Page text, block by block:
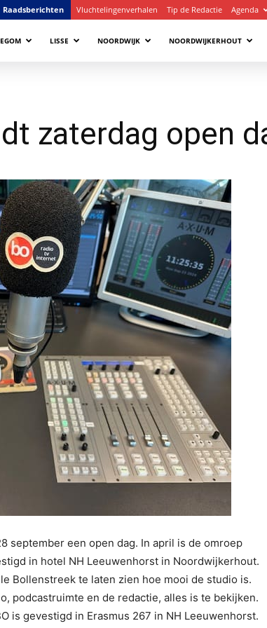
Raadsberichten Vluchtelingenverhalen Tip de Redactie Agenda
LISSE NOORDWIJK NOORDWIJKERHOUT
zaterdag open
september een open dag. In april is de omroep
in hotel NH Leeuwenhorst in Noordwijkerhout.
Bollenstreek te laten zien hoe mooi de studio is.
podcastruimte en de redactie, alles is te bekijken.
is gevestigd in Erasmus 267 in NH Leeuwenhorst.